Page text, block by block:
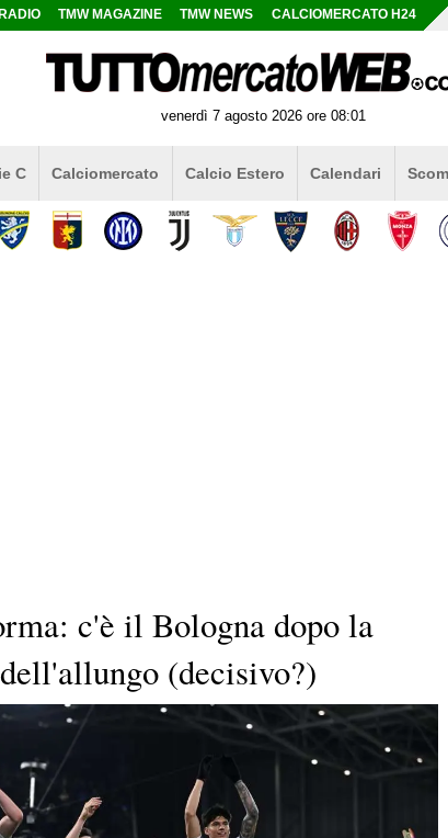
TMW MAGAZINE TMW NEWS CALCIOMERCATO H24
venerdì 7 agosto 2026 ore 08:01
C Calciomercato Calcio Estero Calendari
c'è il Bologna dopo la
(decisivo?)